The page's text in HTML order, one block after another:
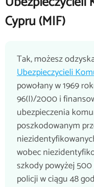
Cypru (MIF)
Tak, możesz
Ubezpieczycieli
powołany w 1969
96(I)/2000 i
ubezpieczenia
poszkodowanym
wobec
szkody powyżej
policji w ciągu 48